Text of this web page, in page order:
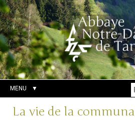
Aller
au
contenu.
|
Aller
à
la
navigation
Outils
personnels
Chercher par
Recherche
avancée…
MENU
Navigation
La vie de la